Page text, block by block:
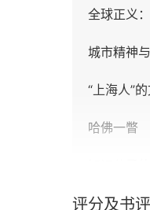
全球正义
城市精神
“上海人”
哈佛一瞥
价值与德性
评分及书评